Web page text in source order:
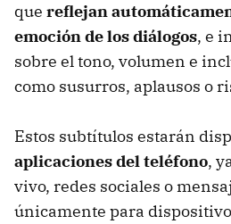
que reflejan
emoción de los diálogos, e
sobre el tono, volumen e
como susurros, aplausos o
Estos subtítulos estarán
aplicaciones del teléfono,
vivo, redes sociales o
únicamente para